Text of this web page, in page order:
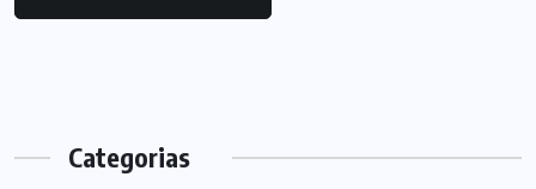
Categorias